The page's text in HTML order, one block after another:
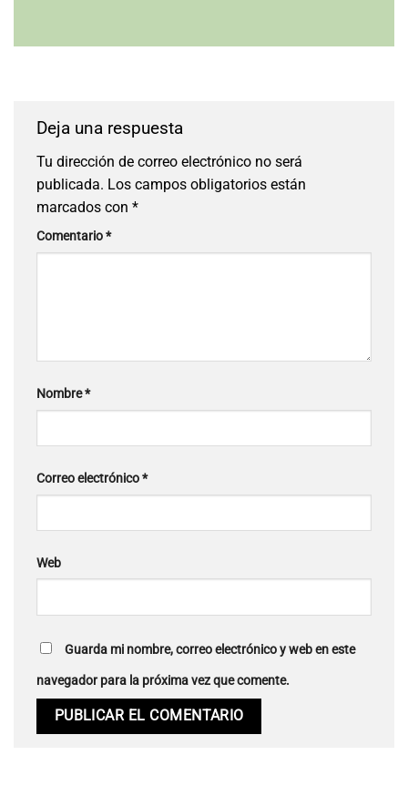
Deja una respuesta
Tu dirección de correo electrónico no será
publicada. Los campos obligatorios están
marcados con *
Comentario*
Nombre*
Correo electrónico*
Web
Guarda mi nombre, correo electrónico y web en este
navegador para la próxima vez que comente.